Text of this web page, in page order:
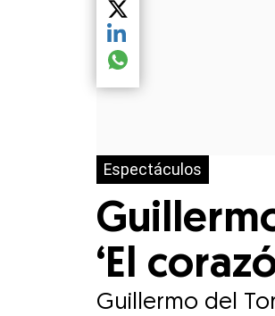
Espectáculos
‘El
Guillermo del
Compartir el artículo actual
Compartir el artículo actual
Compartir el artículo actual